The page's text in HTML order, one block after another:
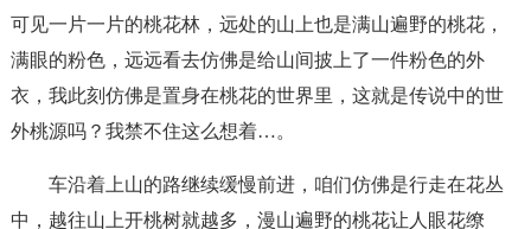
可见一片一片的桃花林，远处的山上也是满山遍野的桃花，
满眼的粉色，远远看去仿佛是给山间披上了一件粉色的外
衣，我此刻仿佛是置身在桃花的世界里，这就是传说中的世
外桃源吗？我禁不住这么想着…。
车沿着上山的路继续缓慢前进，咱们仿佛是行走在花丛
中，越往山上开桃树就越多，漫山遍野的桃花让人眼花缭